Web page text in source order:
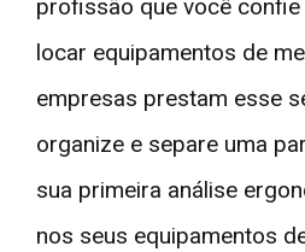
profissão que você
locar equipamentos de
empresas prestam esse
organize e separe uma
sua primeira análise
nos seus equipamentos